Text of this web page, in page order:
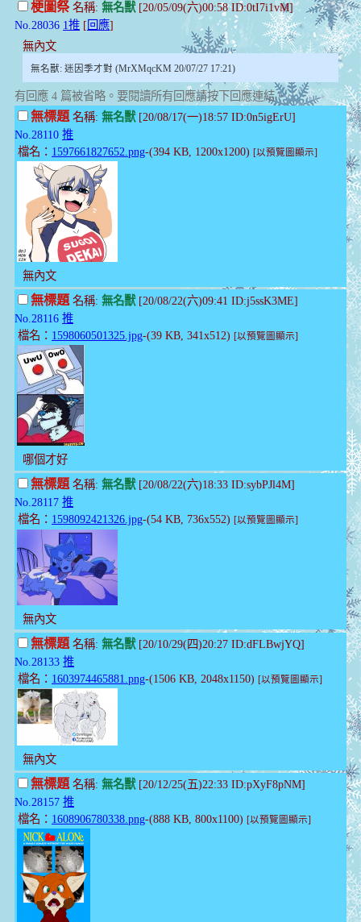
梗圖祭名稱: 無名獸[20/05/09(六)00:58 ID:0tI7i1vM]
No.28036 1推 [回應]
無內文
無名獸: 迷因季才對 (MrXMqcKM 20/07/27 17:21)
有回應 4 篇被省略。要閱讀所有回應請按下回應連結。
無標題名稱: 無名獸[20/08/17(一)18:57 ID:0n5igErU]
No.28110 推
檔名： 1597661827652.png-(394 KB, 1200x1200) [以預覽圖顯示]
無內文
無標題名稱: 無名獸[20/08/22(六)09:41 ID:j5ssK3ME]
No.28116 推
檔名： 1598060501325.jpg-(39 KB, 341x512) [以預覽圖顯示]
哪個才好
無標題名稱: 無名獸[20/08/22(六)18:33 ID:sybPJl4M]
No.28117 推
檔名： 1598092421326.jpg-(54 KB, 736x552) [以預覽圖顯示]
無內文
無標題名稱: 無名獸[20/10/29(四)20:27 ID:dFLBwjYQ]
No.28133 推
檔名： 1603974465881.png-(1506 KB, 2048x1150) [以預覽圖顯示]
無內文
無標題名稱: 無名獸[20/12/25(五)22:33 ID:pXyF8pNM]
No.28157 推
檔名： 1608906780338.png-(888 KB, 800x1100) [以預覽圖顯示]